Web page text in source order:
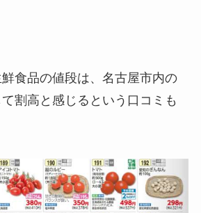
食品の値段は、名古屋市内の
割高と感じるという口コミも